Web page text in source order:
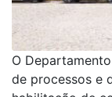
O
de processos e